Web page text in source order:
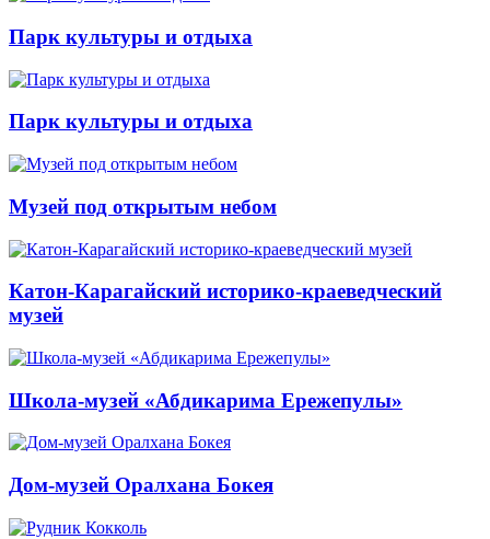
Парк культуры и отдыха
Парк культуры и отдыха
Музей под открытым небом
Катон-Карагайский историко-краеведческий
музей
Школа-музей «Абдикарима Ережепулы»
Дом-музей Оралхана Бокея